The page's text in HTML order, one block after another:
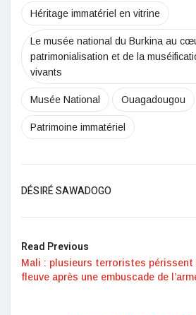
Héritage immatériel en vitrine
Le musée national du Burkina au
patrimonialisation et de la
vivants
Musée National Ouagadougou
Patrimoine immatériel
DÉSIRÉ SAWADOGO
Read Previous
Mali : plusieurs terroristes périssent
fleuve après une embuscade de